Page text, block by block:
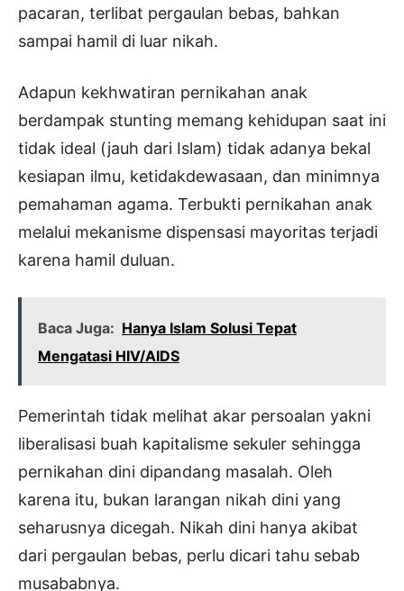
pacaran, terlibat pergaulan bebas, bahkan
sampai hamil di luar nikah.
Adapun kekhwatiran pernikahan anak
berdampak stunting memang kehidupan saat ini
tidak ideal (jauh dari Islam) tidak adanya bekal
kesiapan ilmu, ketidakdewasaan, dan minimnya
pemahaman agama. Terbukti pernikahan anak
melalui mekanisme dispensasi mayoritas terjadi
karena hamil duluan.
Baca Juga: Hanya Islam Solusi Tepat
Mengatasi HIV/AIDS
Pemerintah tidak melihat akar persoalan yakni
liberalisasi buah kapitalisme sekuler sehingga
pernikahan dini dipandang masalah. Oleh
karena itu, bukan larangan nikah dini yang
seharusnya dicegah. Nikah dini hanya akibat
dari pergaulan bebas, perlu dicari tahu sebab
musababnya.